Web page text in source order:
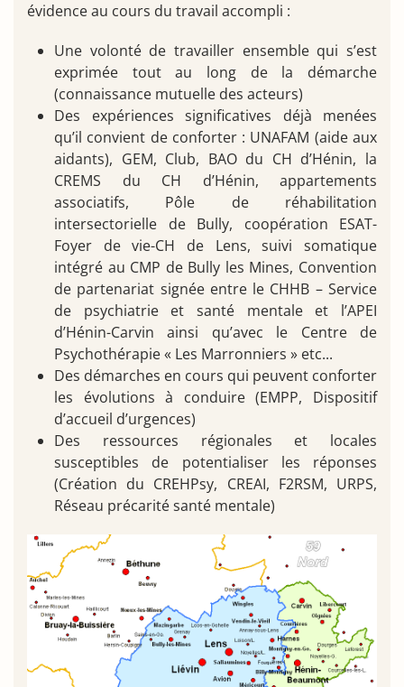
évidence au cours du travail accompli :
Une volonté de travailler ensemble qui s’est
exprimée tout au long de la démarche
(connaissance mutuelle des acteurs)
Des expériences significatives déjà menées
qu’il convient de conforter : UNAFAM (aide aux
aidants), GEM, Club, BAO du CH d’Hénin, la
CREMS du CH d’Hénin, appartements
associatifs, Pôle de réhabilitation
intersectorielle de Bully, coopération ESAT-
Foyer de vie-CH de Lens, suivi somatique
intégré au CMP de Bully les Mines, Convention
de partenariat signée entre le CHHB – Service
de psychiatrie et santé mentale et l’APEI
d’Hénin-Carvin ainsi qu’avec le Centre de
Psychothérapie « Les Marronniers » etc...
Des démarches en cours qui peuvent conforter
les évolutions à conduire (EMPP, Dispositif
d’accueil d’urgences)
Des ressources régionales et locales
susceptibles de potentialiser les réponses
(Création du CREHPsy, CREAI, F2RSM, URPS,
Réseau précarité santé mentale)